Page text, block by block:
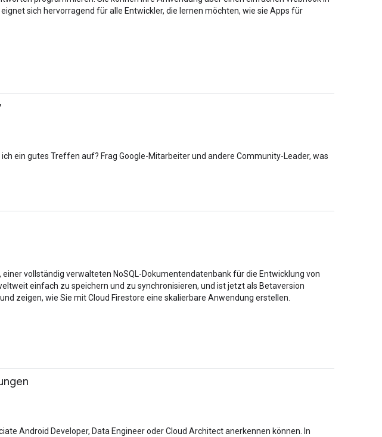
sich hervorragend für alle Entwickler, die lernen möchten, wie sie Apps für
ein gutes Treffen auf? Frag Google-Mitarbeiter und andere Community-Leader, was
vollständig verwalteten NoSQL-Dokumentendatenbank für die Entwicklung von
einfach zu speichern und zu synchronisieren, und ist jetzt als Betaversion
zeigen, wie Sie mit Cloud Firestore eine skalierbare Anwendung erstellen.
Android Developer, Data Engineer oder Cloud Architect anerkennen können. In